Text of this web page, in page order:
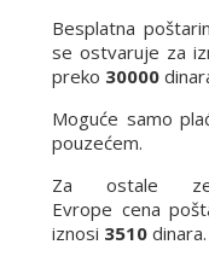
Besplatna
se ostvaruje za
preko 30000
Moguće samo
pouzećem.
Za ostale
Evrope cena
iznosi 3510 dinara.